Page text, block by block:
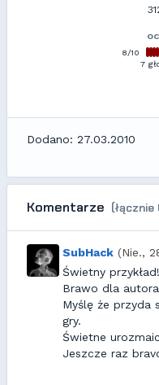
8/10
7
Dodano: 27.03.2010
Komentarze (łącznie
SubHack (Nie.,
Świetny przykład!
Brawo dla
Myślę że przyda
gry.
Świetne
Jeszcze raz